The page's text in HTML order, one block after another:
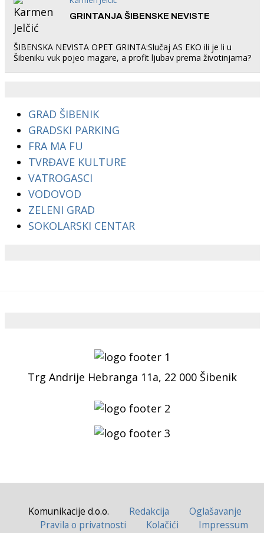
GRINTANJA ŠIBENSKE NEVISTE
ŠIBENSKA NEVISTA OPET GRINTA:Slučaj AS EKO ili je li u
Šibeniku vuk pojeo magare, a profit ljubav prema životinjama?
GRAD ŠIBENIK
GRADSKI PARKING
FRA MA FU
TVRĐAVE KULTURE
VATROGASCI
VODOVOD
ZELENI GRAD
SOKOLARSKI CENTAR
Trg Andrije Hebranga 11a, 22 000 Šibenik
Komunikacije d.o.o. Redakcija
Oglašavanje
Pravila o privatnosti
Kolačići
Impressum